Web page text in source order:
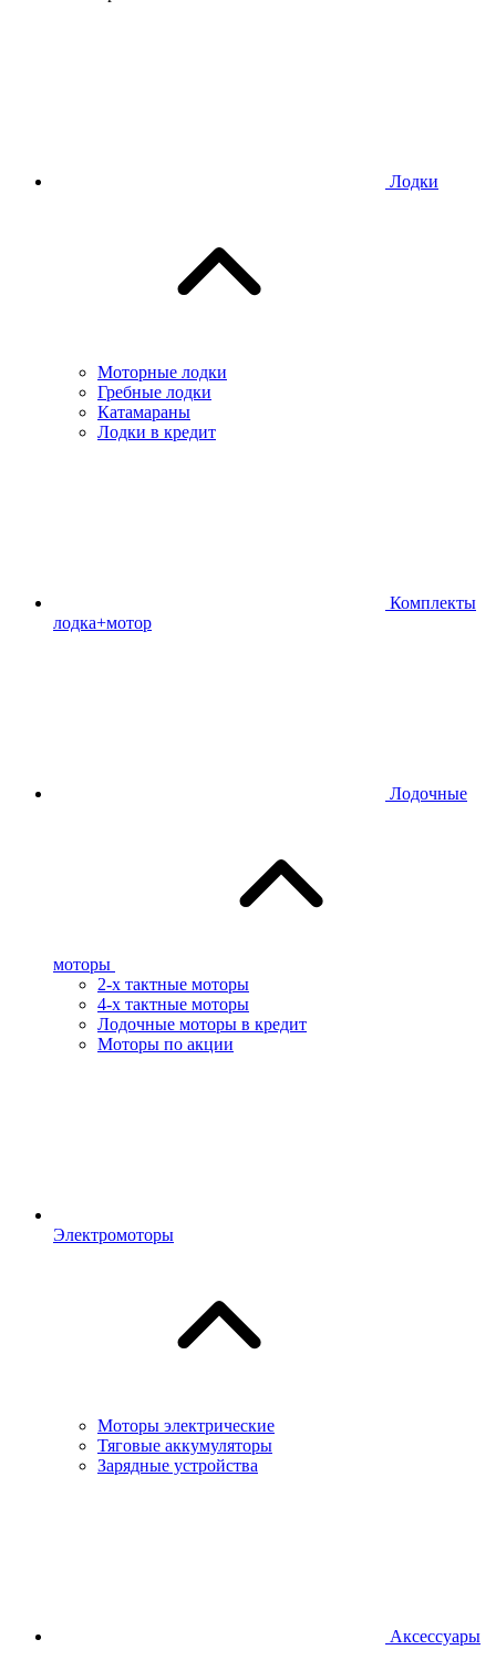
Лодки
Моторные лодки
Гребные лодки
Катамараны
Лодки в кредит
Комплекты
лодка+мотор
Лодочные
моторы
2-х тактные моторы
4-х тактные моторы
Лодочные моторы в кредит
Моторы по акции
Электромоторы
Моторы электрические
Тяговые аккумуляторы
Зарядные устройства
Аксессуары